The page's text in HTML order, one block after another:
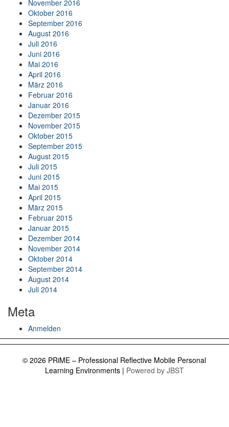
November 2016
Oktober 2016
September 2016
August 2016
Juli 2016
Juni 2016
Mai 2016
April 2016
März 2016
Februar 2016
Januar 2016
Dezember 2015
November 2015
Oktober 2015
September 2015
August 2015
Juli 2015
Juni 2015
Mai 2015
April 2015
März 2015
Februar 2015
Januar 2015
Dezember 2014
November 2014
Oktober 2014
September 2014
August 2014
Juli 2014
Meta
Anmelden
© 2026 PRiME – Professional Reflective Mobile Personal
Learning Environments | Powered by JBST